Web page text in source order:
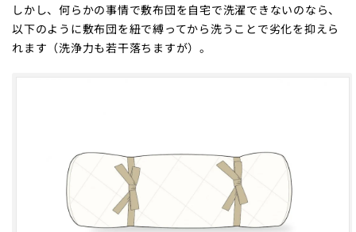
しかし、何らかの事情で敷布団を自宅で洗濯できないのなら、
以下のように敷布団を紐で縛ってから洗うことで劣化を抑えら
れます（洗浄力も若干落ちますが）。